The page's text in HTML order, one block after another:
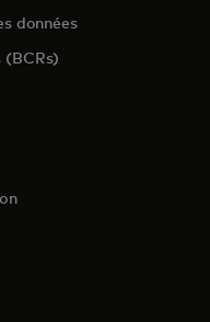
données
(BCRs)
onglet